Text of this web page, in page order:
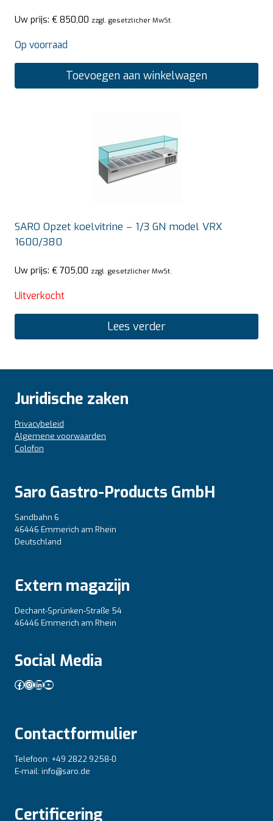
Uw prijs: € 850,00 zzgl. gesetzlicher MwSt.
Op voorraad
Toevoegen aan winkelwagen
SARO Opzet koelvitrine – 1/3 GN model VRX
1600/380
Uw prijs: € 705,00 zzgl. gesetzlicher MwSt.
Uitverkocht
Lees verder
Juridische zaken
Privacybeleid
Algemene voorwaarden
Colofon
Saro Gastro-Products GmbH
Sandbahn 6
46446 Emmerich am Rhein
Deutschland
Extern magazijn
Dechant-Sprünken-Straße 54
46446 Emmerich am Rhein
Social Media
Facebook
Instagram
LinkedIn
YouTube
Contactformulier
Telefoon: +49 2822 9258-0
E-mail: info@saro.de
Certificering